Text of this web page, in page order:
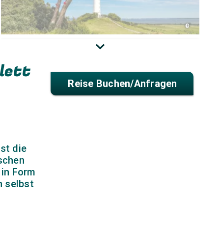
©
die
Form
selbst
Reise Buchen/anfragen